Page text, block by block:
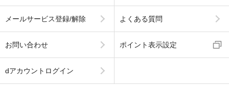
メールサービス登録/解除 よくある質問
お問い合わせ ポイント表示設定
dアカウントログイン